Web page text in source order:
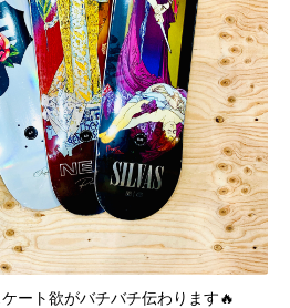
ート欲がバチバチ伝わります🔥